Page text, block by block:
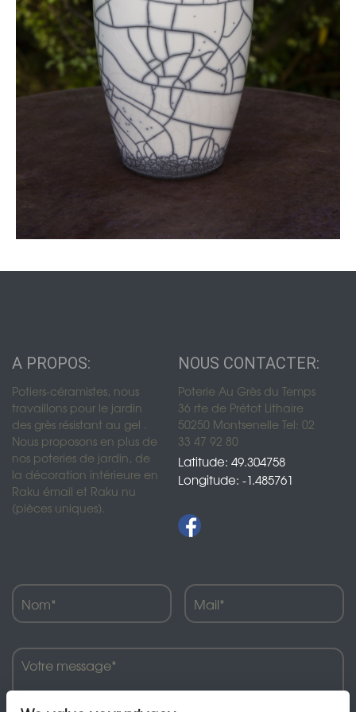
A PROPOS:
Potiers-céramistes, nous
travaillons pour le jardin
des grès résistant au gel .
Nous proposons en plus de
nos poteries de jardin, de
la décoration intérieure en
Raku émail et Raku nu
(pièces uniques).
NOUS CONTACTER:
Poterie Au Grès du Temps
36 rte de Prétot Lithaire
50250 Montsenelle Tel: 02
33 47 92 80
Latitude: 49.304758
Longitude: -1.485761